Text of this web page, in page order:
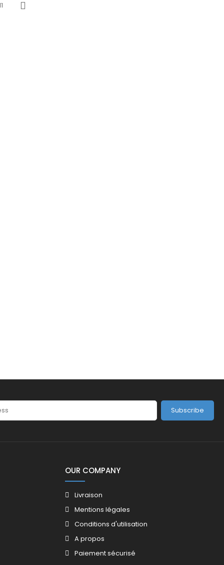
Next
Subscribe
OUR COMPANY
Livraison
Mentions légales
Conditions d'utilisation
A propos
Paiement sécurisé